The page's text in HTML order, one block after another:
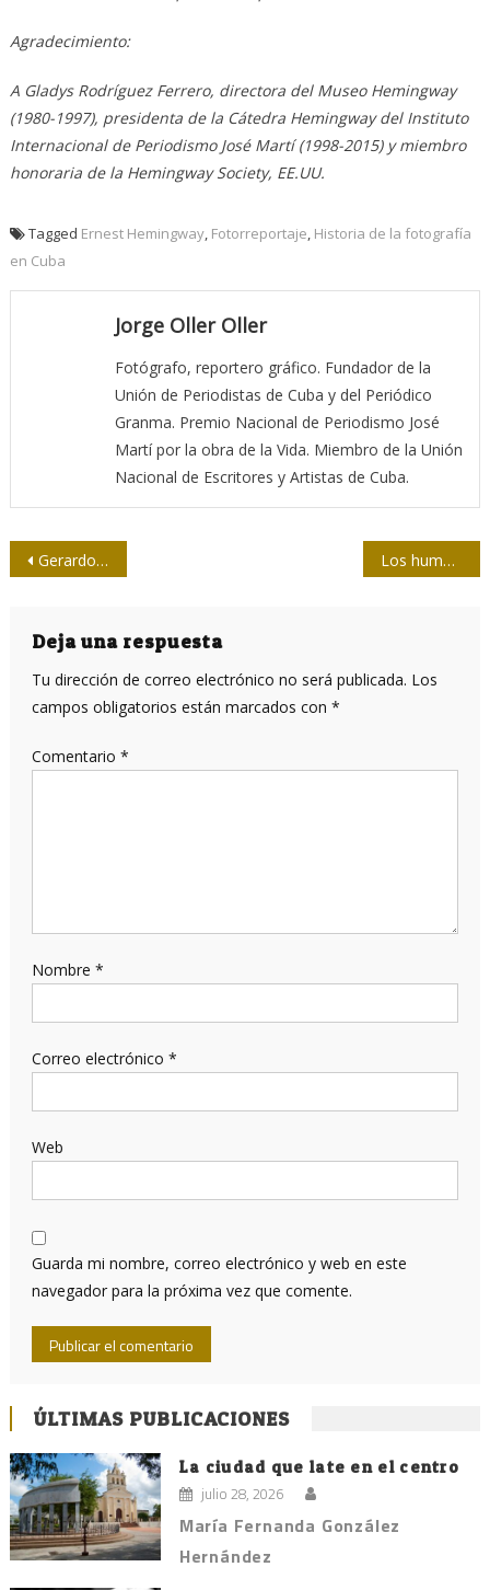
Agradecimiento:
A Gladys Rodríguez Ferrero, directora del Museo Hemingway
(1980-1997), presidenta de la Cátedra Hemingway del Instituto
Internacional de Periodismo José Martí (1998-2015) y miembro
honoraria de la Hemingway Society, EE.UU.
Tagged Ernest Hemingway, Fotorreportaje, Historia de la fotografía
en Cuba
Jorge Oller Oller
Fotógrafo, reportero gráfico. Fundador de la
Unión de Periodistas de Cuba y del Periódico
Granma. Premio Nacional de Periodismo José
Martí por la obra de la Vida. Miembro de la Unión
Nacional de Escritores y Artistas de Cuba.
Navegación
entradas
Gerardo Alfonso, con los pies bien puestos en la tierra Los humanos de Denisova, más que una rama del árbol de la evolución
Deja una respuesta
Tu dirección de correo electrónico no será publicada. Los
campos obligatorios están marcados con *
Comentario *
Nombre *
Correo electrónico *
Web
Guarda mi nombre, correo electrónico y web en este
navegador para la próxima vez que comente.
ÚLTIMAS PUBLICACIONES
La ciudad que late en el centro
julio 28, 2026
María Fernanda González
Hernández